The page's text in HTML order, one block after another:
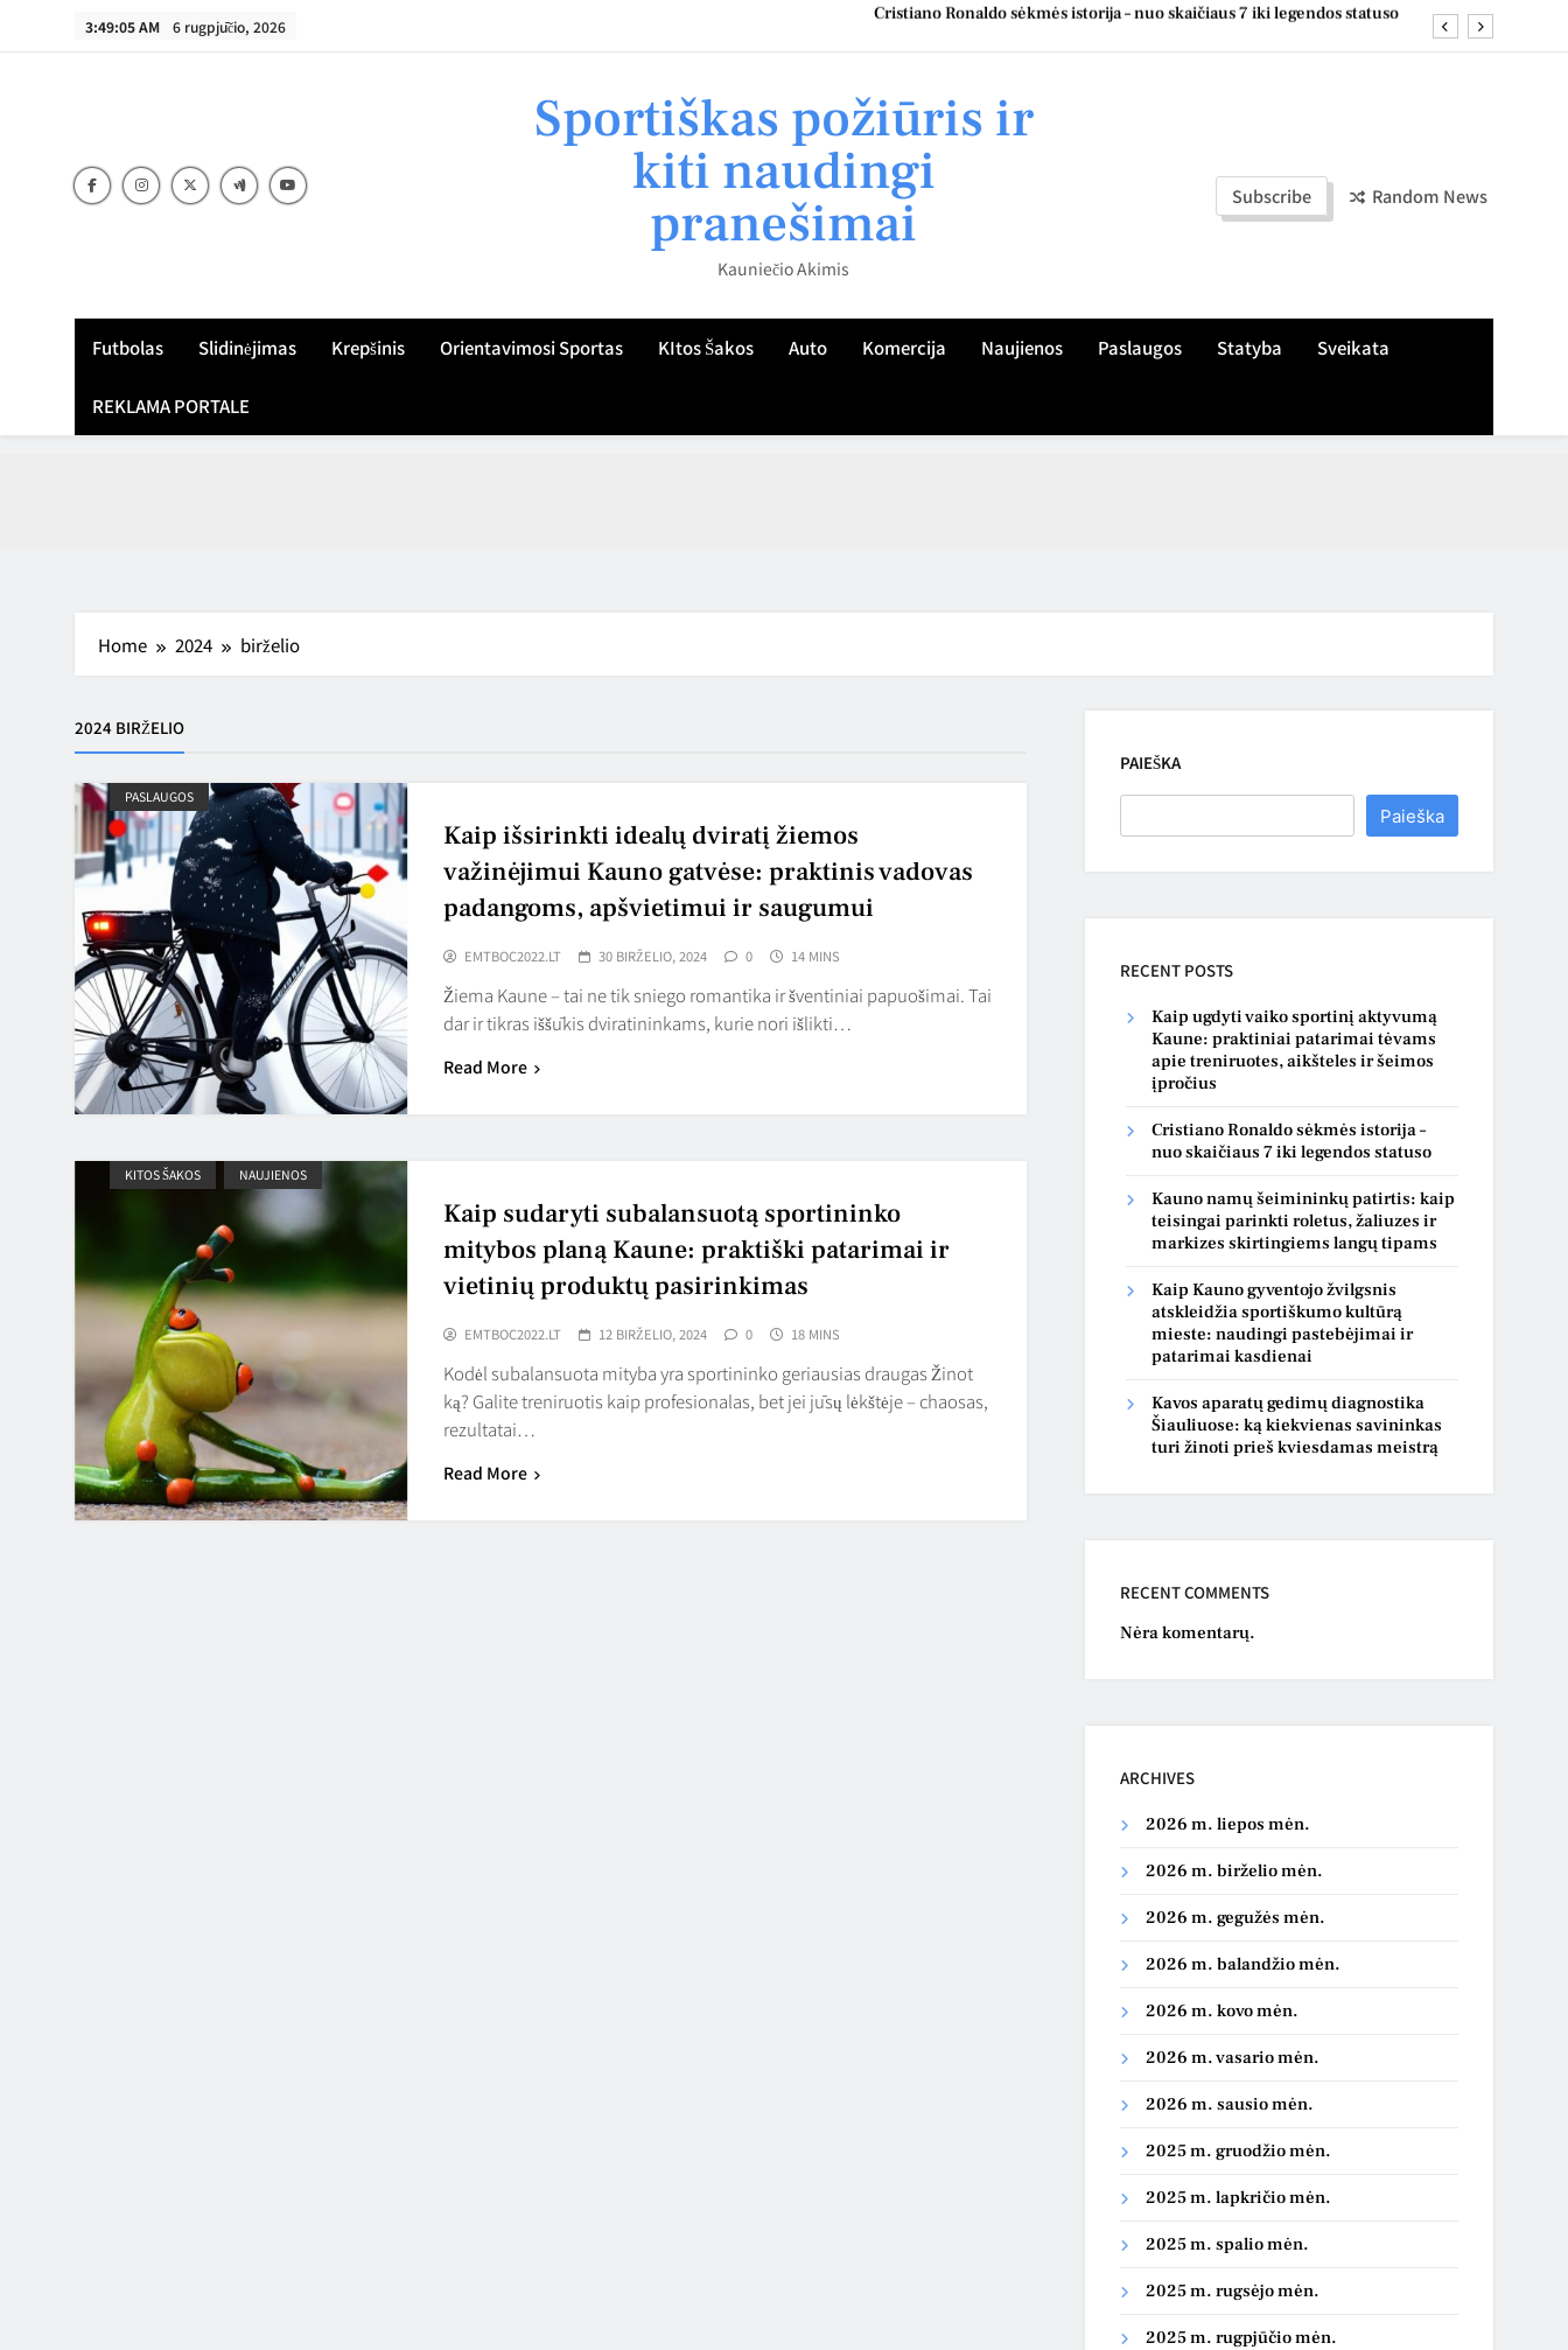
3:49:06 AM 6 rugpjūčio, 2026 Kauno namų šeimininkų patirtis: kaip teisingai parinkti roletus, žaliuzes ir markizes skirtingiems langų tipams
Kaip ugdyti vaiko sportinį aktyvumą Kaune: praktiniai patarimai tėvams apie treniruotes, aikšteles ir šeimos įpročius
Cristiano Ronaldo sėkmės istorija – nuo skaičiaus 7 iki legendos statuso
Kauno namų šeimininkų patirtis: kaip teisingai parinkti roletus, žaliuzes ir markizes skirtingiems langų tipams
Kaip Kauno gyventojo žvilgsnis atskleidžia sportiškumo kultūrą mieste: naudingi pastebėjimai ir patarimai kasdienai
Sportiškas požiūris ir
kiti naudingi
pranešimai
Kauniečio Akimis
Subscribe Random News
Futbolas Slidinėjimas Krepšinis Orientavimosi Sportas KItos Šakos Auto Komercija Naujienos Paslaugos Statyba Sveikata
REKLAMA PORTALE
Home 2024 birželio
2024 BIRŽELIO
PASLAUGOS
Kaip išsirinkti idealų dviratį žiemos
važinėjimui Kauno gatvėse: praktinis vadovas
padangoms, apšvietimui ir saugumui
EMTBOC2022.LT 30 BIRŽELIO, 2024 0 14 MINS
Žiema Kaune – tai ne tik sniego romantika ir šventiniai papuošimai. Tai
dar ir tikras iššūkis dviratininkams, kurie nori išlikti…
Read More
KITOS ŠAKOS NAUJIENOS
Kaip sudaryti subalansuotą sportininko
mitybos planą Kaune: praktiški patarimai ir
vietinių produktų pasirinkimas
EMTBOC2022.LT 12 BIRŽELIO, 2024 0 18 MINS
Kodėl subalansuota mityba yra sportininko geriausias draugas Žinot
ką? Galite treniruotis kaip profesionalas, bet jei jūsų lėkštėje – chaosas,
rezultatai…
Read More
PAIEŠKA
Paieška
RECENT POSTS
Kaip ugdyti vaiko sportinį aktyvumą
Kaune: praktiniai patarimai tėvams
apie treniruotes, aikšteles ir šeimos
įpročius
Cristiano Ronaldo sėkmės istorija –
nuo skaičiaus 7 iki legendos statuso
Kauno namų šeimininkų patirtis: kaip
teisingai parinkti roletus, žaliuzes ir
markizes skirtingiems langų tipams
Kaip Kauno gyventojo žvilgsnis
atskleidžia sportiškumo kultūrą
mieste: naudingi pastebėjimai ir
patarimai kasdienai
Kavos aparatų gedimų diagnostika
Šiauliuose: ką kiekvienas savininkas
turi žinoti prieš kviesdamas meistrą
RECENT COMMENTS
Nėra komentarų.
ARCHIVES
2026 m. liepos mėn.
2026 m. birželio mėn.
2026 m. gegužės mėn.
2026 m. balandžio mėn.
2026 m. kovo mėn.
2026 m. vasario mėn.
2026 m. sausio mėn.
2025 m. gruodžio mėn.
2025 m. lapkričio mėn.
2025 m. spalio mėn.
2025 m. rugsėjo mėn.
2025 m. rugpjūčio mėn.